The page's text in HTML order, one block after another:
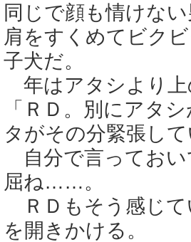
同じで顔も情けな
肩をすくめてビク
子犬だ。
年はアタシより
「ＲＤ。別にアタ
タがその分緊張し
自分で言っておい
屈ね……。
ＲＤもそう感じて
を開きかける。